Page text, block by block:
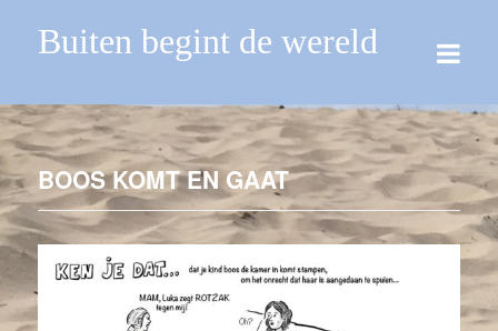
Buiten begint de wereld
BOOS KOMT EN GAAT